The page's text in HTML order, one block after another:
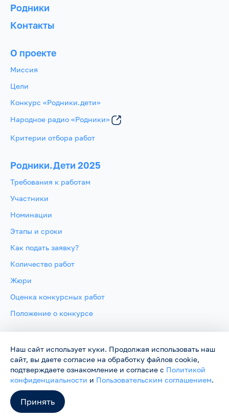
Родники
Контакты
О проекте
Миссия
Цели
Конкурс «Родники.дети»
Народное радио «Родники»
Критерии отбора работ
Родники.Дети 2025
Требования к работам
Участники
Номинации
Этапы и сроки
Как подать заявку?
Количество работ
Жюри
Оценка конкурсных работ
Положение о конкурсе
Сайт работает в тестовом режиме и будет обновляться.
Пожелания и замечания можно направить на
support@rodniki.com.ru
Наш сайт использует куки. Продолжая использовать наш
сайт, вы даете согласие на обработку файлов cookie,
подтверждаете ознакомление и согласие с Политикой
конфиденциальности и Пользовательским соглашением.
Принять